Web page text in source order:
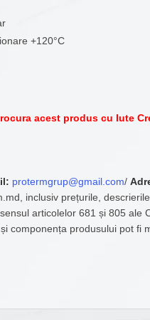
+120°C
acest produs cu Iute
protermgrup@gmail.com/
inclusiv prețurile,
articolelor 681 și 805 ale
componența produsului pot fi